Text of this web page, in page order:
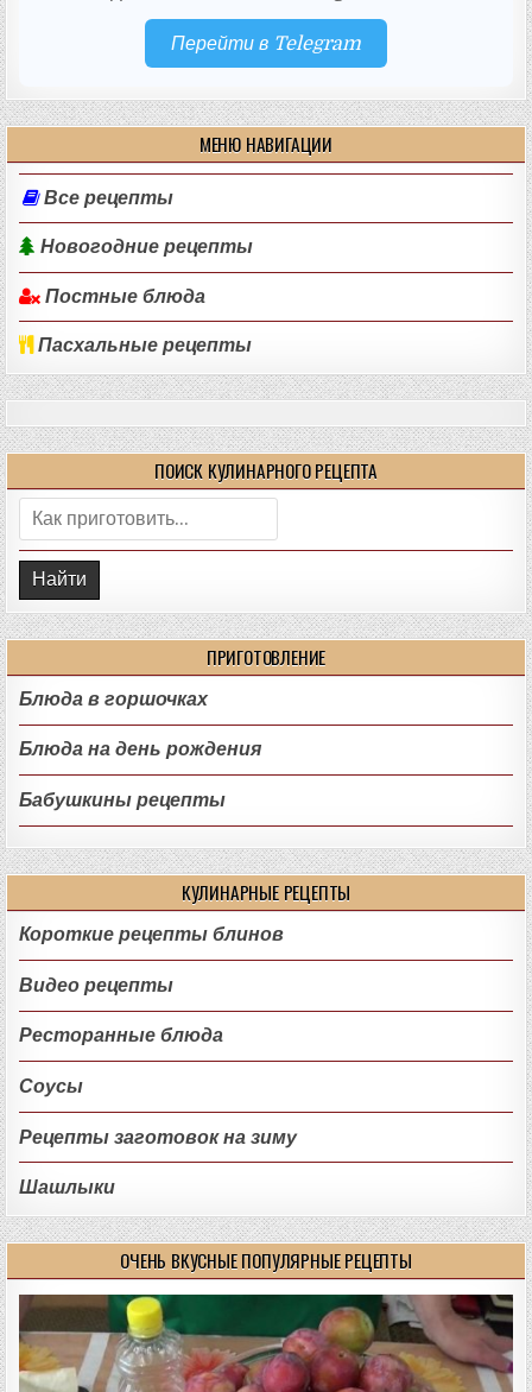
Перейти в Telegram
МЕНЮ НАВИГАЦИИ
Все рецепты
Новогодние рецепты
Постные блюда
Пасхальные рецепты
ПОИСК КУЛИНАРНОГО РЕЦЕПТА
Поиск:
ПРИГОТОВЛЕНИЕ
Блюда в горшочках
Блюда на день рождения
Бабушкины рецепты
КУЛИНАРНЫЕ РЕЦЕПТЫ
Короткие рецепты блинов
Видео рецепты
Ресторанные блюда
Соусы
Рецепты заготовок на зиму
Шашлыки
ОЧЕНЬ ВКУСНЫЕ ПОПУЛЯРНЫЕ РЕЦЕПТЫ